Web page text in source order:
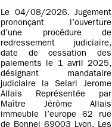
Le 04/08/2026. Jugement
prononçant l’ouverture
d’une procédure de
redressement judiciaire,
date de cessation des
paiements le 1 avril 2025,
désignant mandataire
judiciaire la Selarl Jerome
Allais Représentée par
Maître Jérôme Allais
immeuble l’europe 62 rue